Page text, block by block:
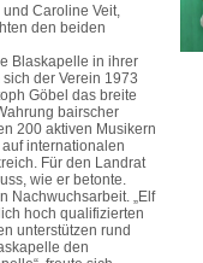
Caroline Veit,
den beiden
Blaskapelle in ihrer
der Verein 1973
Göbel das breite
bairscher
200 aktiven Musikern
internationalen
Für den Landrat
wie er betonte.
Nachwuchsarbeit. „Elf
hoch qualifizierten
unterstützen rund
den